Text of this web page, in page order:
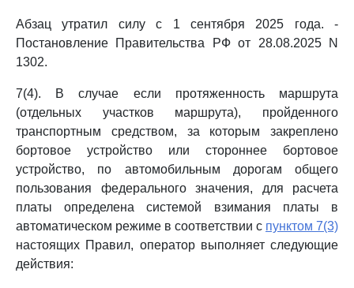
Абзац утратил силу с 1 сентября 2025 года. -
Постановление Правительства РФ от 28.08.2025 N
1302.
7(4). В случае если протяженность маршрута
(отдельных участков маршрута), пройденного
транспортным средством, за которым закреплено
бортовое устройство или стороннее бортовое
устройство, по автомобильным дорогам общего
пользования федерального значения, для расчета
платы определена системой взимания платы в
автоматическом режиме в соответствии с пунктом 7(3)
настоящих Правил, оператор выполняет следующие
действия: